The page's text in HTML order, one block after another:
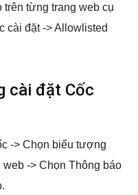
từng trang web cụ
cài đặt -> Allowlisted
cài đặt Cốc
-> Chọn biểu tượng
web -> Chọn Thông báo